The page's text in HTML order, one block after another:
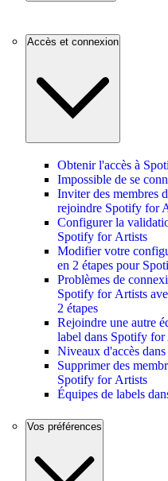
Accès et connexion
Obtenir l'accès à
Impossible de se
Inviter des membres
rejoindre Spotify for
Configurer la
Spotify for Artists
Modifier votre
en 2 étapes pour
Problèmes de
Spotify for Artists
2 étapes
Rejoindre une autre
label dans Spotify for
Niveaux d'accès
Supprimer des
Spotify for Artists
Équipes de labels
Vos préférences